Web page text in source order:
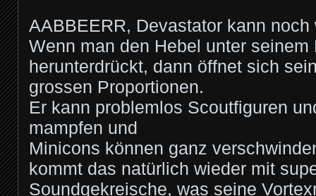
AABBEERR, Devastator kann noch
Wenn man den Hebel unter seinem
herunterdrückt, dann öffnet sich
grossen Proportionen.
Er kann problemlos Scoutfiguren
mampfen und
Minicons können ganz
kommt das natürlich wieder mit
Soundgekreische, was seine